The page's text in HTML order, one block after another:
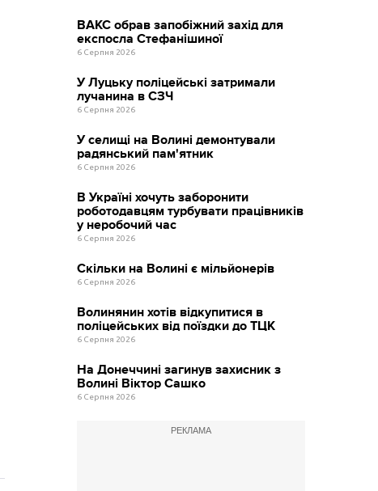
ВАКС обрав запобіжний захід для
експосла Стефанішиної
6 Серпня 2026
У Луцьку поліцейські затримали
лучанина в СЗЧ
6 Серпня 2026
У селищі на Волині демонтували
радянський пам'ятник
6 Серпня 2026
В Україні хочуть заборонити
роботодавцям турбувати працівників
у неробочий час
6 Серпня 2026
Скільки на Волині є мільйонерів
6 Серпня 2026
Волинянин хотів відкупитися в
поліцейських від поїздки до ТЦК
6 Серпня 2026
На Донеччині загинув захисник з
Волині Віктор Сашко
6 Серпня 2026
РЕКЛАМА